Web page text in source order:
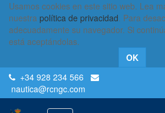
Usamos cookies en este sitio web. Lea
nuestra política de privacidad. Para
adecuadamente su navegador. Si
está aceptándolas.
OK
+34 928 234 566
nautica@rcngc.com